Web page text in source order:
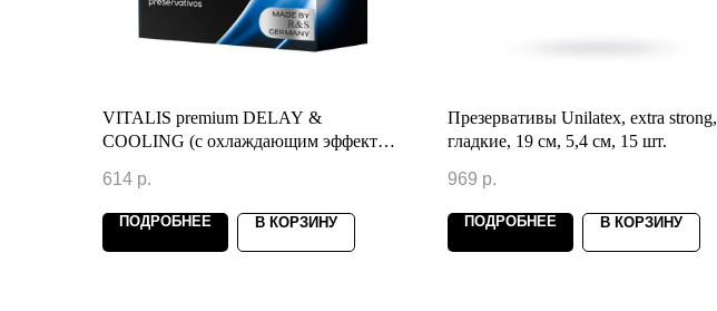
VITALIS premium DELAY &
COOLING (с охлаждающим эффектом)
614 р.
ПОДРОБНЕЕ В КОРЗИНУ
Презервативы Unilatex, extra strong,
гладкие, 19 см, 5,4 см, 15 шт.
969 р.
ПОДРОБНЕЕ В КОРЗИНУ